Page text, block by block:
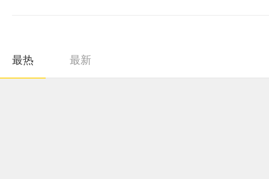
最热 最新